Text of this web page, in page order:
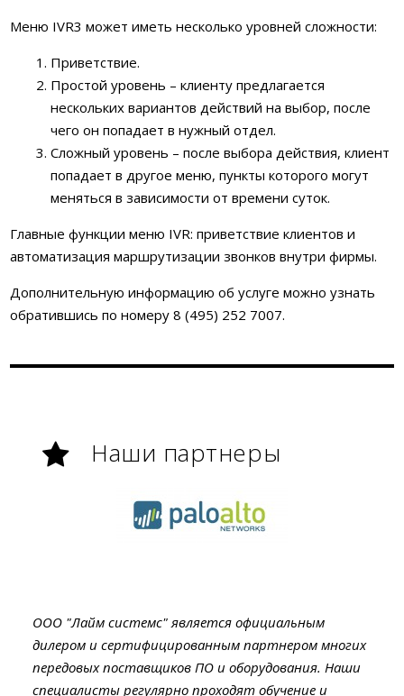
Меню IVR3 может иметь несколько уровней сложности:
Приветствие.
Простой уровень – клиенту предлагается
нескольких вариантов действий на выбор, после
чего он попадает в нужный отдел.
Сложный уровень – после выбора действия, клиент
попадает в другое меню, пункты которого могут
меняться в зависимости от времени суток.
Главные функции меню IVR: приветствие клиентов и
автоматизация маршрутизации звонков внутри фирмы.
Дополнительную информацию об услуге можно узнать
обратившись по номеру 8 (495) 252 7007.
Наши партнеры
ООО "Лайм системс" является официальным
дилером и сертифицированным партнером многих
передовых поставщиков ПО и оборудования. Наши
специалисты регулярно проходят обучение и